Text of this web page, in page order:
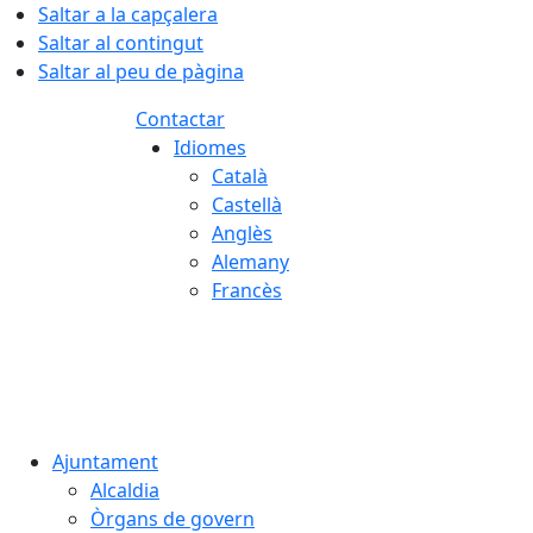
Saltar a la capçalera
Saltar al contingut
Saltar al peu de pàgina
Contactar
Idiomes
Català
Castellà
Anglès
Alemany
Francès
Ajuntament
Alcaldia
Òrgans de govern